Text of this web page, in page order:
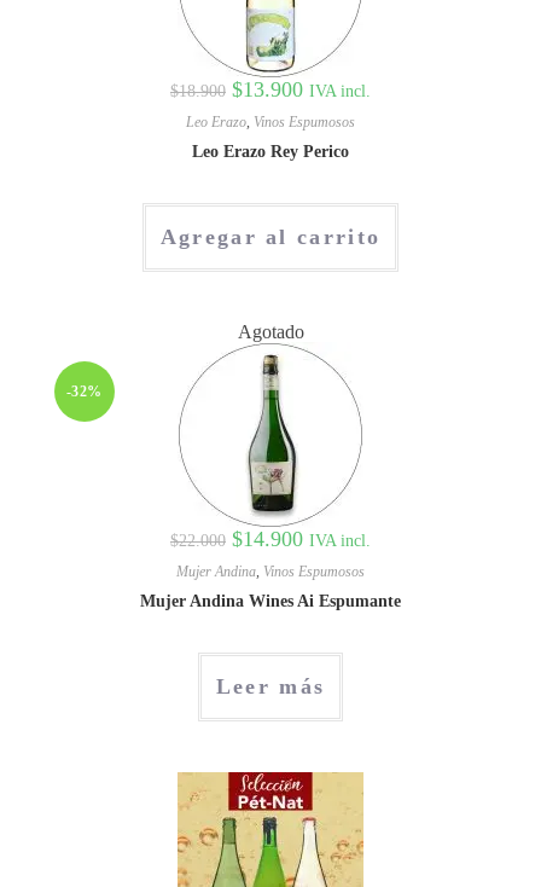
$18.900 $13.900 IVA incl.
Leo Erazo, Vinos Espumosos
Leo Erazo Rey Perico
Agregar al carrito
Agotado
-32%
$22.000 $14.900 IVA incl.
Mujer Andina, Vinos Espumosos
Mujer Andina Wines Ai Espumante
Leer más